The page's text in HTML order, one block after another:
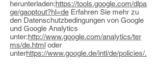
herunterladen:https://tools.google.com/dlpa
ge/gaoptout?hl=de Erfahren Sie mehr zu
den Datenschutzbedingungen von Google
und Google Analytics
unter:http://www.google.com/analytics/ter
ms/de.html oder
unterhttps://www.google.de/intl/de/policies/.